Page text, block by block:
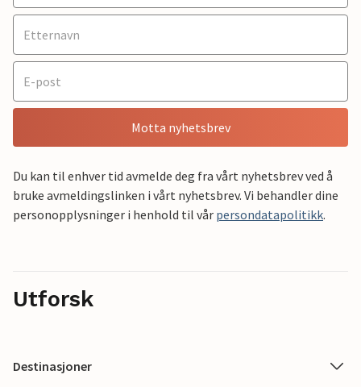
Motta nyhetsbrev
Du kan til enhver tid avmelde deg fra vårt nyhetsbrev ved å
bruke avmeldingslinken i vårt nyhetsbrev. Vi behandler dine
personopplysninger i henhold til vår persondatapolitikk.
Utforsk
Destinasjoner